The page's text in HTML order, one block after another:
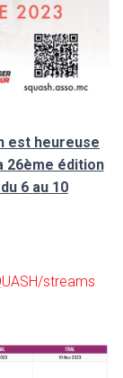
est heureuse
26ème édition
6 au 10
streams